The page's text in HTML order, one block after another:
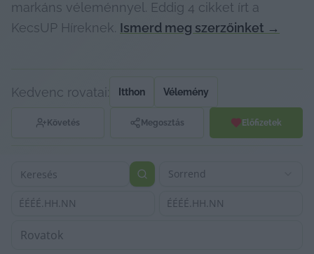
markáns véleménnyel. Eddig 4 cikket írt a
KecsUP Híreknek. Ismerd meg szerzőinket →
Kedvenc rovatai: Itthon Vélemény
Követés Megosztás Előfizetek
Sorrend
ÉÉÉÉ.HH.NN ÉÉÉÉ.HH.NN